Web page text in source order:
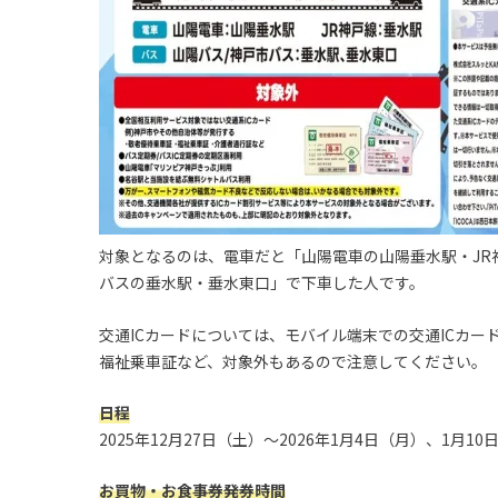
対象となるのは、電車だと「山陽電車の山陽垂水駅・
バスの垂水駅・垂水東口」で下車した人です。
交通ICカードについては、モバイル端末での交通ICカ
福祉乗車証など、対象外もあるので注意してください。
日程
2025年12月27日（土）～2026年1月4日（月）、1月10
お買物・お食事券発券時間